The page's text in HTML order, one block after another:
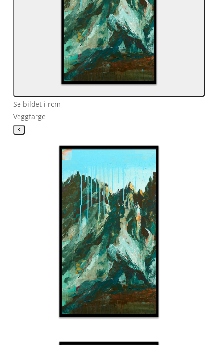
Se bildet i rom
Veggfarge
×